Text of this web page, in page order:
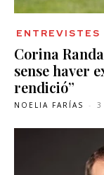
ENTREVISTES
Corina
sense haver
rendició”
NOELIA FARÍAS -